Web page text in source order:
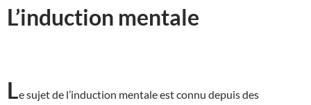
L’induction mentale
Le sujet de l’induction mentale est connu depuis des